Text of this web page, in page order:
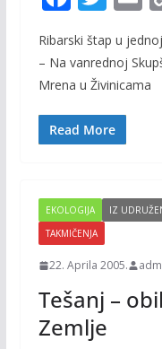
ac
e
b
o
o
itt
er
m
l
Ribarski štap u
– Na vanrednoj
Mrena u Živinicama
Read More
EKOLOGIJA IZ
TAKMIČENJA
22. Aprila 2005.
Tešanj –
Zemlje